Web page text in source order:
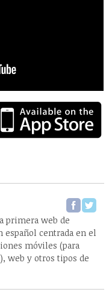
primera web de
centrada en el
móviles (para
web y otros tipos de